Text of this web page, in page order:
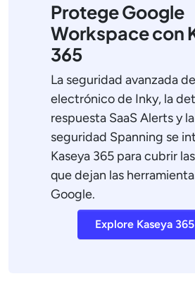
Protege Google
Workspace con
365
La seguridad avanzada
electrónico de Inky, la
respuesta SaaS Alerts y
seguridad Spanning se
Kaseya 365 para cubrir
que dejan las
Google.
Explore Kaseya